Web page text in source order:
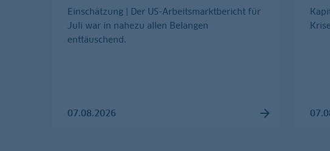
Einschätzung | Der US-Arbeitsmarktbericht für
Juli war in nahezu allen Belangen
enttäuschend.
07.08.2026